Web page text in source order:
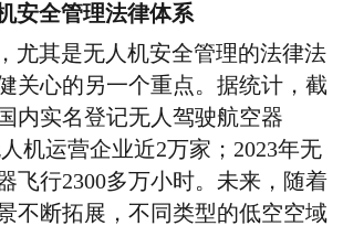
安全管理法律体系
尤其是无人机安全管理的法律法
关心的另一个重点。据统计，截
内实名登记无人驾驶航空器
机运营企业近2万家；2023年无
飞行2300多万小时。未来，随着
不断拓展，不同类型的低空空域